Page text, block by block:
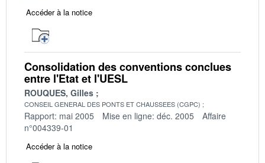
Accéder à la notice
Consolidation des conventions conclues
entre l'Etat et l'UESL
ROUQUES, Gilles
CONSEIL GENERAL DES PONTS ET CHAUSSEES (CGPC)
Rapport: mai 2005 Mise en ligne: déc. 2005
Affaire
n°004339-01
Accéder à la notice